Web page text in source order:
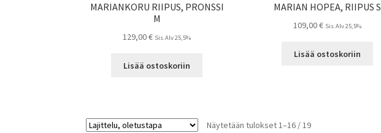
MARIANKORU RIIPUS, PRONSSI
M
129,00€ Sis.Alv 25,5%
Lisää ostoskoriin
MARIAN HOPEA, RIIPUS S
109,00€ Sis.Alv 25,5%
Lisää ostoskoriin
Näytetään tulokset 1–16 / 19